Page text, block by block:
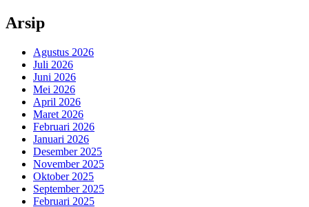
Arsip
Agustus 2026
Juli 2026
Juni 2026
Mei 2026
April 2026
Maret 2026
Februari 2026
Januari 2026
Desember 2025
November 2025
Oktober 2025
September 2025
Februari 2025